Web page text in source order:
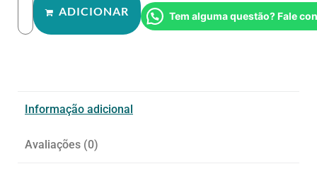
ADICIONAR Tem alguma questão? Fale
Informação adicional
Avaliações (0)